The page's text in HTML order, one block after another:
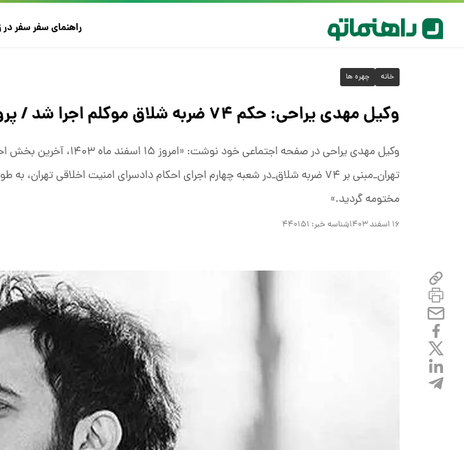
راهنمای سفرسفر در
خانه چهره ها
وکیل مهدی یراحی: حکم ۷۴ ضربه شلاق موکلم اجرا شد / پرونده مختومه شد
تهران_مبنی بر ۷۴ ضربه شلاق_در شعبه چهارم اجرای احکام دادسرای امنیت اخلاقی
مختومه گردید.»
۱۶ اسفند ۱۴۰۳ شناسه خبر: ۴۴۰۱۵۱